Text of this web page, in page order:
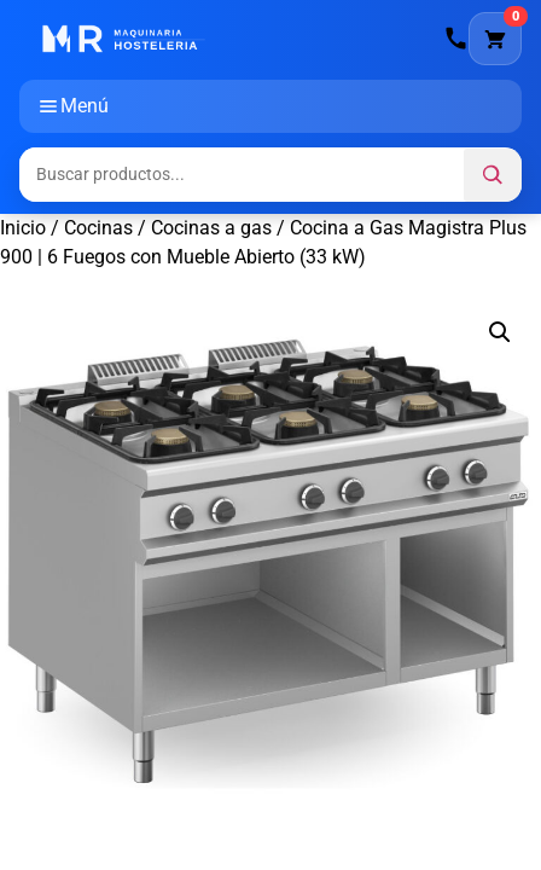
Menú
0
Inicio / Cocinas / Cocinas a gas / Cocina a Gas Magistra Plus
900 | 6 Fuegos con Mueble Abierto (33 kW)